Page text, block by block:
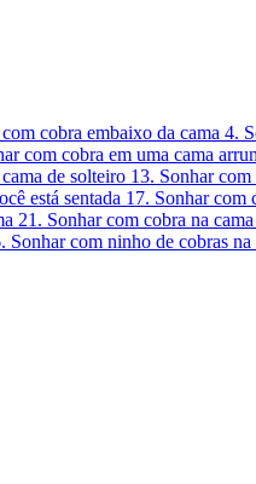
cobra embaixo da cama 4.
com cobra em uma cama
de solteiro 13. Sonhar
está sentada 17. Sonhar com
21. Sonhar com cobra na
Sonhar com ninho de cobras na